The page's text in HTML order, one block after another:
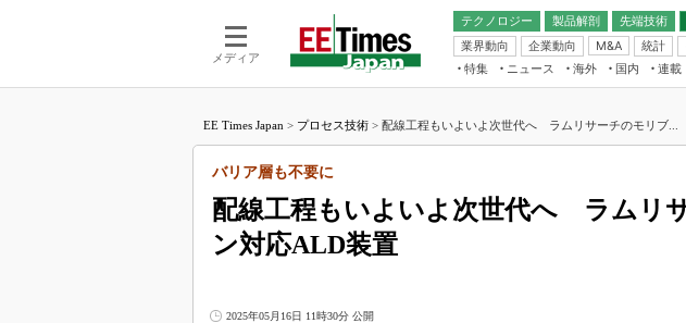
メディア
テクノロジー 製品解剖
先端技術
電池／エネルギー
アナログ
マイコン
業界動向
企業動向 M&A 統計
フィジカルAI
読者調査（
電源設計（
特集 ニュース 海外 国内
連載
福田昭のデバイス通信
大山聡の業界スコープ
電子ブックレット
EE Times Japan > プロセス技術 > 配線工程もいよいよ次世代へ ラムリサーチのモリブ...
配線工程もいよいよ次世代へ ラムリ
ン対応ALD装置
バリア層も不要に
2025年05月16日 11時30分 公開